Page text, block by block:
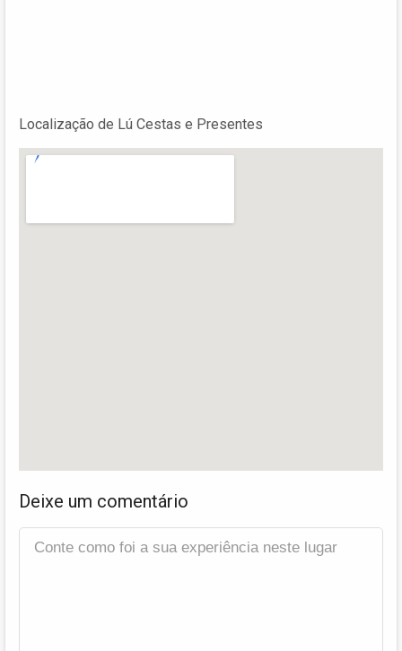
Localização de Lú Cestas e Presentes
Deixe um comentário